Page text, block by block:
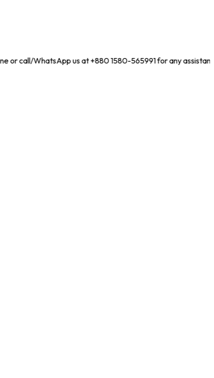
or call/WhatsApp us at +880 1580-565991 for any assistance!